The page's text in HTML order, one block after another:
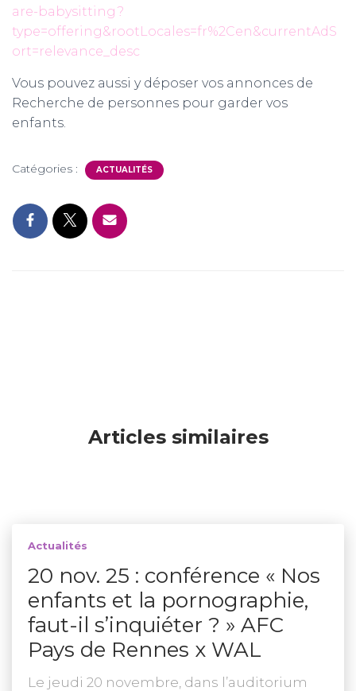
are-babysitting?
type=offering&rootLocales=fr%2Cen&currentAdS
ort=relevance_desc
Vous pouvez aussi y déposer vos annonces de
Recherche de personnes pour garder vos
enfants.
Catégories : ACTUALITÉS
Articles similaires
Actualités
20 nov. 25 : conférence « Nos
enfants et la pornographie,
faut-il s’inquiéter ? » AFC
Pays de Rennes x WAL
Le jeudi 20 novembre, dans l’auditorium